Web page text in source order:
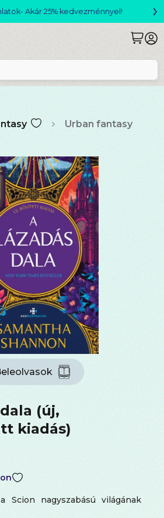
Akár 25% kedvezménnyel! ›
Urban fantasy
(új,
kiadás)
Scion nagyszabású világának